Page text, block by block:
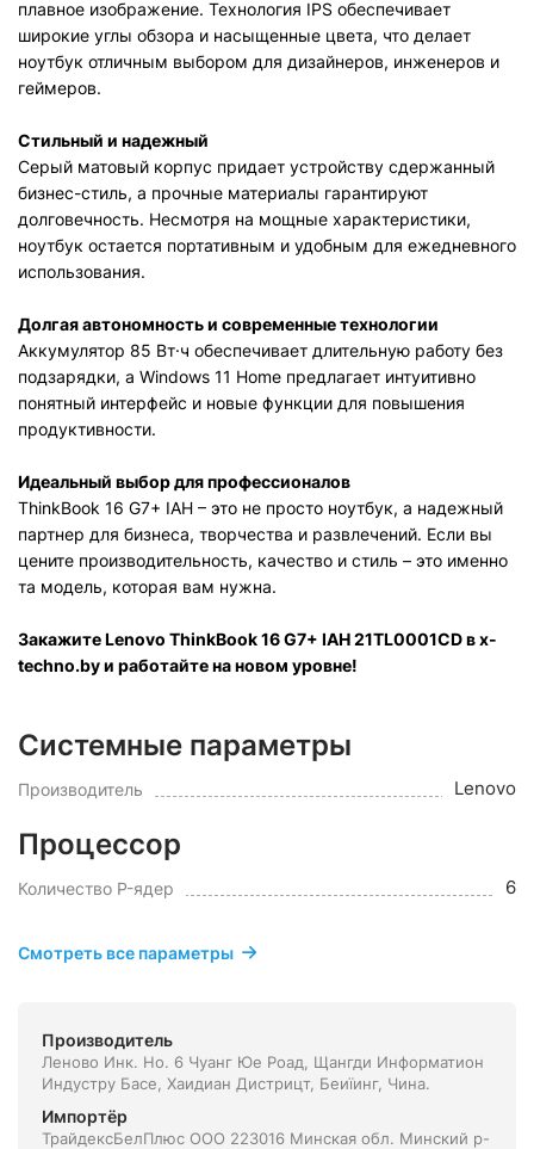
плавное изображение. Технология IPS обеспечивает
широкие углы обзора и насыщенные цвета, что делает
ноутбук отличным выбором для дизайнеров, инженеров и
геймеров.
Стильный и надежный
Серый матовый корпус придает устройству сдержанный
бизнес-стиль, а прочные материалы гарантируют
долговечность. Несмотря на мощные характеристики,
ноутбук остается портативным и удобным для ежедневного
использования.
Долгая автономность и современные технологии
Аккумулятор 85 Вт·ч обеспечивает длительную работу без
подзарядки, а Windows 11 Home предлагает интуитивно
понятный интерфейс и новые функции для повышения
продуктивности.
Идеальный выбор для профессионалов
ThinkBook 16 G7+ IAH – это не просто ноутбук, а надежный
партнер для бизнеса, творчества и развлечений. Если вы
цените производительность, качество и стиль – это именно
та модель, которая вам нужна.
Закажите Lenovo ThinkBook 16 G7+ IAH 21TL0001CD в x-
techno.by и работайте на новом уровне!
Системные параметры
Производитель Lenovo
Процессор
Количество P-ядер 6
Смотреть все параметры
Производитель
Леново Инк. Но. 6 Чуанг Юе Роад, Щангди Информатион
Индустру Басе, Хаидиан Дистрицт, Беиїинг, Чина.
Импортёр
ТрайдексБелПлюс ООО 223016 Минская обл. Минский р-